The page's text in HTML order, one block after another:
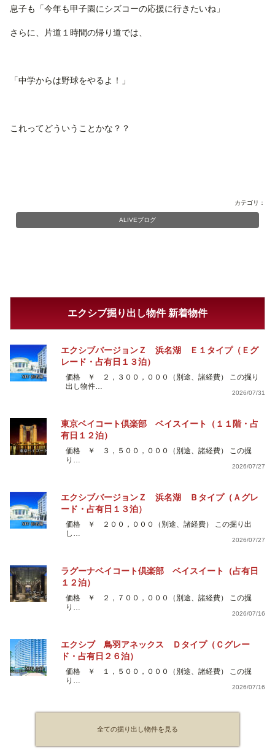
息子も「今年も甲子園にシズコーの応援に行きたいね」
さらに、片道１時間の帰り道では、
「中学からは野球をやるよ！」
これってどういうことかな？？
カテゴリ：
ALIVEブログ
エクシブ掘り出し物件 新着物件
エクシブバージョンＺ 浜名湖 Ｅ１タイプ（Ｅグ
レード・占有日１３泊）
価格 ￥ ２，３００，０００（別途、諸経費） この掘り
出し物件…
2026/07/31
東京ベイコート倶楽部 ベイスイート（１１階・占
有日１２泊）
価格 ￥ ３，５００，０００（別途、諸経費） この掘
り…
2026/07/27
エクシブバージョンＺ 浜名湖 Ｂタイプ（Ａグレ
ード・占有日１３泊）
価格 ￥ ２００，０００（別途、諸経費） この掘り出
し…
2026/07/27
ラグーナベイコート倶楽部 ベイスイート（占有日
１２泊）
価格 ￥ ２，７００，０００（別途、諸経費） この掘
り…
2026/07/16
エクシブ 鳥羽アネックス Ｄタイプ（Ｃグレー
ド・占有日２６泊）
価格 ￥ １，５００，０００（別途、諸経費） この掘
り…
2026/07/16
全ての掘り出し物件を見る